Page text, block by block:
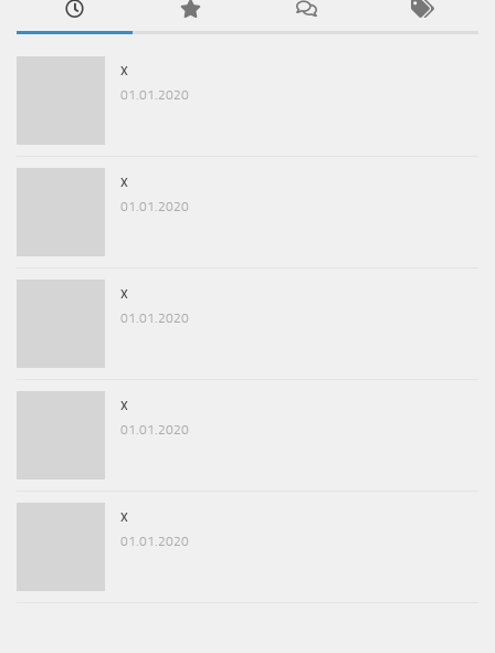
x
01.01.2020
x
01.01.2020
x
01.01.2020
x
01.01.2020
x
01.01.2020